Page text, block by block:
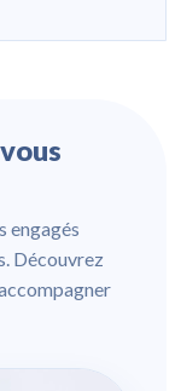
engagés
Découvrez